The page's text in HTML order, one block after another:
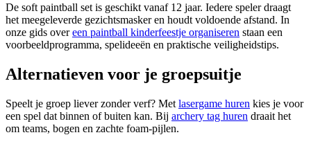
De soft paintball set is geschikt vanaf 12 jaar. Iedere speler draagt
het meegeleverde gezichtsmasker en houdt voldoende afstand. In
onze gids overeen paintball kinderfeestje organiseren staan een
voorbeeldprogramma, spelideeën en praktische veiligheidstips.
Alternatieven voor je groepsuitje
Speelt je groep liever zonder verf? Met lasergame huren kies je voor
een spel dat binnen of buiten kan. Bij archery tag huren draait het
om teams, bogen en zachte foam-pijlen.